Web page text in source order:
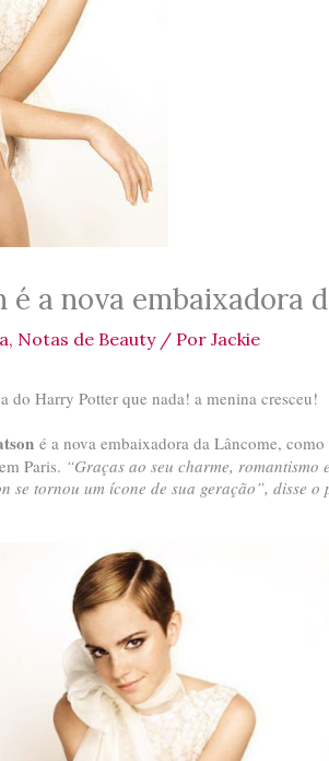
é a nova embaixadora
, Notas de Beauty/ Por Jackie
do Harry Potter que nada! a menina cresceu!
é a nova embaixadora da Lâncome, como
Paris. “Graças ao seu charme, romantismo
se tornou um ícone de sua geração”, disse o